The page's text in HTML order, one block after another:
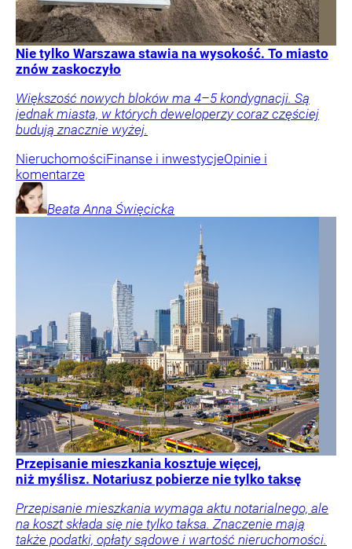
Nie tylko Warszawa stawia na wysokość. To miasto
znów zaskoczyło
Większość nowych bloków ma 4–5 kondygnacji. Są
jednak miasta, w których deweloperzy coraz częściej
budują znacznie wyżej.
NieruchomościFinanse i inwestycjeOpinie i
komentarze
Beata Anna Święcicka
Przepisanie mieszkania kosztuje więcej,
niż myślisz. Notariusz pobierze nie tylko taksę
Przepisanie mieszkania wymaga aktu notarialnego, ale
na koszt składa się nie tylko taksa. Znaczenie mają
także podatki, opłaty sądowe i wartość nieruchomości.